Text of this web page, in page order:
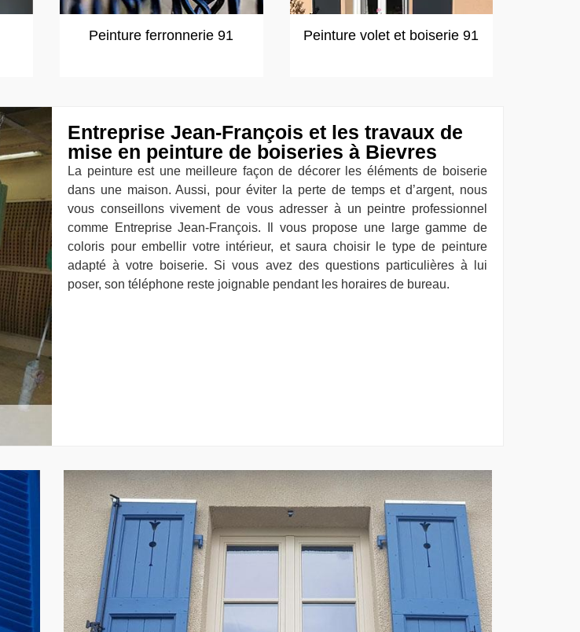
Peinture ferronnerie 91 Peinture volet et boiserie 91
Entreprise Jean-François et les travaux de
mise en peinture de boiseries à Bievres
La peinture est une meilleure façon de décorer les éléments de boiserie
dans une maison. Aussi, pour éviter la perte de temps et d’argent, nous
vous conseillons vivement de vous adresser à un peintre professionnel
comme Entreprise Jean-François. Il vous propose une large gamme de
coloris pour embellir votre intérieur, et saura choisir le type de peinture
adapté à votre boiserie. Si vous avez des questions particulières à lui
poser, son téléphone reste joignable pendant les horaires de bureau.